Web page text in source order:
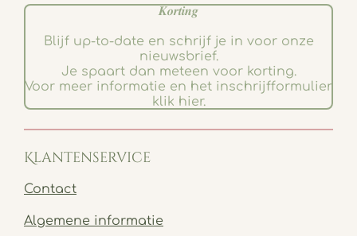
𝑲𝒐𝒓𝒕𝒊𝒏𝒈
Blijf up-to-date en schrijf je in voor onze
nieuwsbrief.
Je spaart dan meteen voor korting.
Voor meer informatie en het inschrijfformulier
klik hier.
Klantenservice
Contact
Algemene informatie